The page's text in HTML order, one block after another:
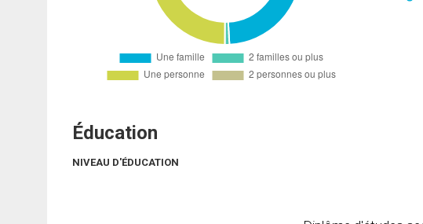
Éducation
NIVEAU D'ÉDUCATION